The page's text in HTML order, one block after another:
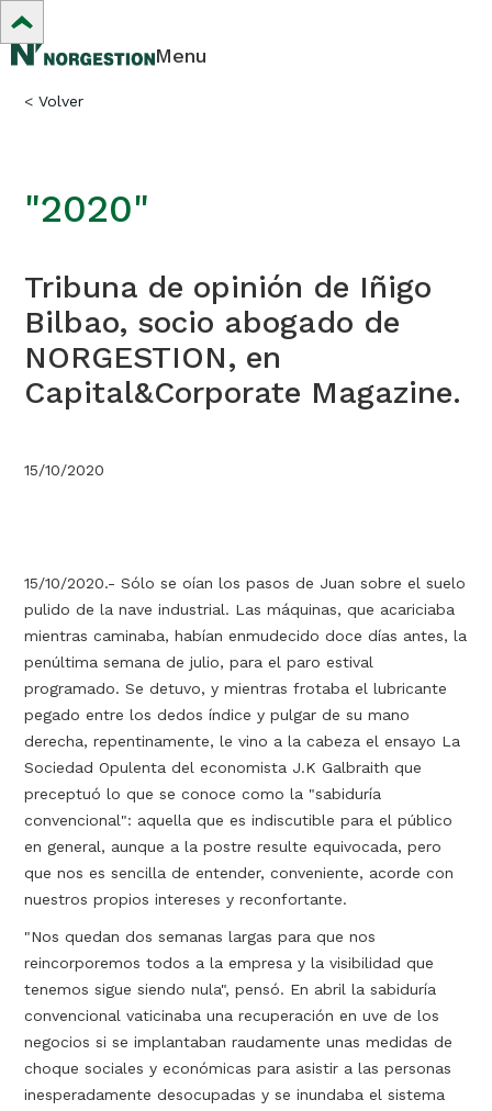
Menu
< Volver
"2020"
Tribuna de opinión de Iñigo
Bilbao, socio abogado de
NORGESTION, en
Capital&Corporate Magazine.
15/10/2020
15/10/2020.- Sólo se oían los pasos de Juan sobre el suelo
pulido de la nave industrial. Las máquinas, que acariciaba
mientras caminaba, habían enmudecido doce días antes, la
penúltima semana de julio, para el paro estival
programado. Se detuvo, y mientras frotaba el lubricante
pegado entre los dedos índice y pulgar de su mano
derecha, repentinamente, le vino a la cabeza el ensayo La
Sociedad Opulenta del economista J.K Galbraith que
preceptuó lo que se conoce como la "sabiduría
convencional": aquella que es indiscutible para el público
en general, aunque a la postre resulte equivocada, pero
que nos es sencilla de entender, conveniente, acorde con
nuestros propios intereses y reconfortante.
"Nos quedan dos semanas largas para que nos
reincorporemos todos a la empresa y la visibilidad que
tenemos sigue siendo nula", pensó. En abril la sabiduría
convencional vaticinaba una recuperación en uve de los
negocios si se implantaban raudamente unas medidas de
choque sociales y económicas para asistir a las personas
inesperadamente desocupadas y se inundaba el sistema